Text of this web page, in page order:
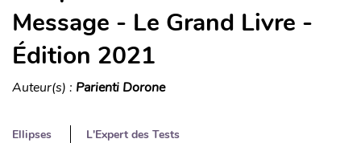
Message - Le Grand Livre -
Édition 2021
Auteur(s) : Parienti Dorone
Ellipses
L'Expert des Tests